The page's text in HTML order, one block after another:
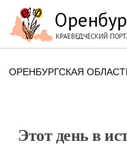
ОРЕНБУРГСКАЯ
Этот день в